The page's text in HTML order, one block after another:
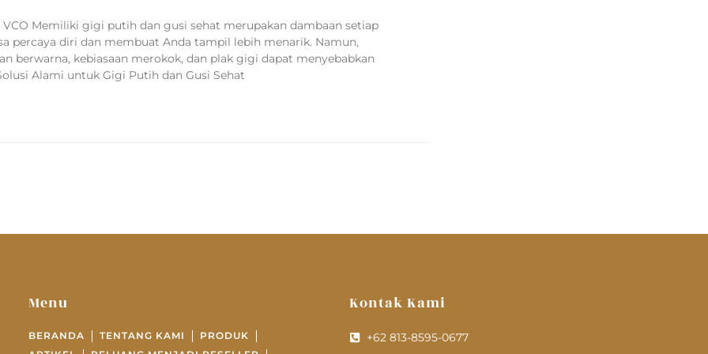
Memiliki gigi putih dan gusi sehat merupakan dambaan setiap
percaya diri dan membuat Anda tampil lebih menarik. Namun,
berwarna, kebiasaan merokok, dan plak gigi dapat menyebabkan
Alami untuk Gigi Putih dan Gusi Sehat
Menu
BERANDA TENTANG KAMI
PRODUK
Kontak Kami
+62 813-8595-0677